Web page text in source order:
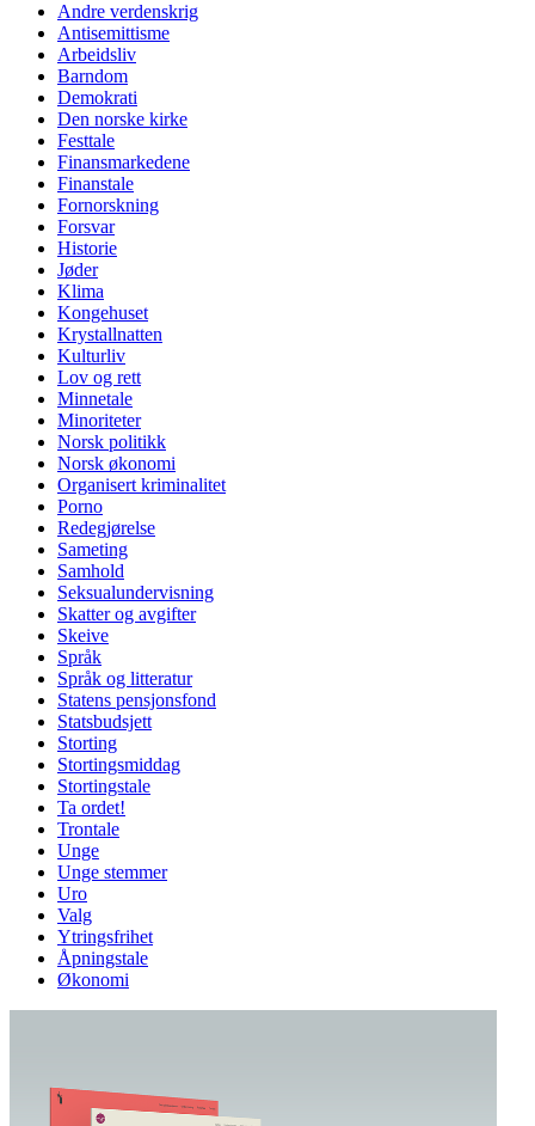
Andre verdenskrig
Antisemittisme
Arbeidsliv
Barndom
Demokrati
Den norske kirke
Festtale
Finansmarkedene
Finanstale
Fornorskning
Forsvar
Historie
Jøder
Klima
Kongehuset
Krystallnatten
Kulturliv
Lov og rett
Minnetale
Minoriteter
Norsk politikk
Norsk økonomi
Organisert kriminalitet
Porno
Redegjørelse
Sameting
Samhold
Seksualundervisning
Skatter og avgifter
Skeive
Språk
Språk og litteratur
Statens pensjonsfond
Statsbudsjett
Storting
Stortingsmiddag
Stortingstale
Ta ordet!
Trontale
Unge
Unge stemmer
Uro
Valg
Ytringsfrihet
Åpningstale
Økonomi